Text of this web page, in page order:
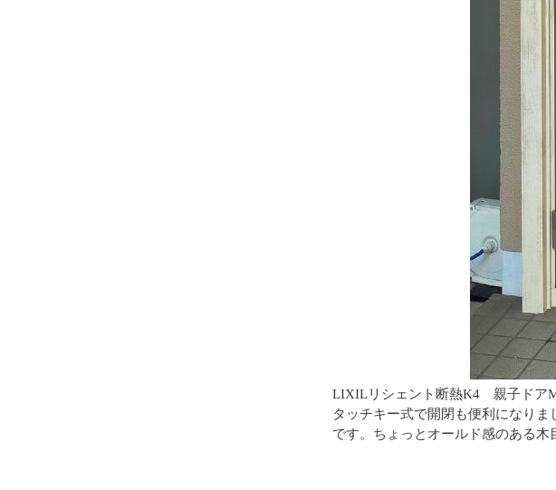
LIXILリシェント断熱K4 親子ド
タッチキー式で開閉も便利になり
です。ちょっとオールド感のある木